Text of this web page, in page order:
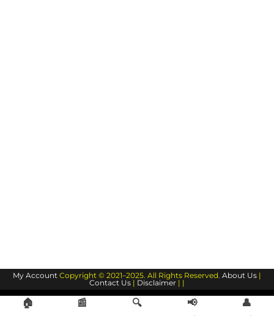
My Account Copyright © 2021–2025. All Rights Reserved. About Us |
Contact Us | Disclaimer | |
🏠 📰 🔍 📢 👤